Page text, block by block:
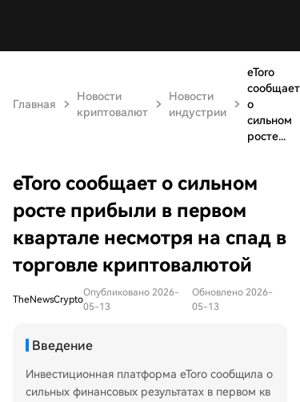
Главная
Новости
криптовалют
Новости
индустрии
eToro
сообщает
о
сильном
росте...
eToro сообщает о сильном
росте прибыли в первом
квартале несмотря на спад в
торговле криптовалютой
TheNewsCrypto
Опубликовано 2026-
05-13
Обновлено 2026-
05-13
Введение
Инвестиционная платформа eToro сообщила о
сильных финансовых результатах в первом кв